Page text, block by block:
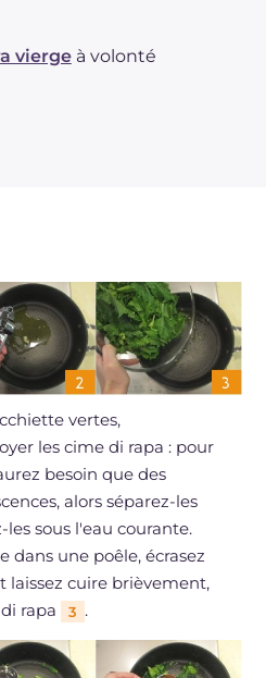
vierge à volonté
vertes,
les cime di rapa : pour
besoin que des
alors séparez-les
les sous l'eau courante.
dans une poêle, écrasez
laissez cuire brièvement,
rapa
3 .